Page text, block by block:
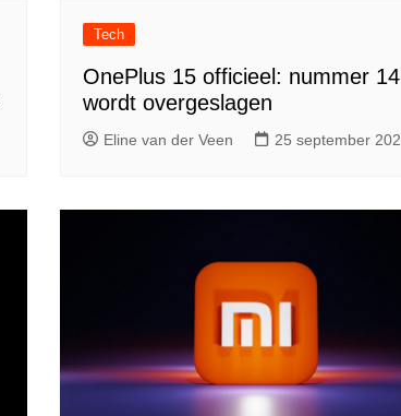
Tech
OnePlus 15 officieel: nummer 14
wordt overgeslagen
Eline van der Veen 25 september